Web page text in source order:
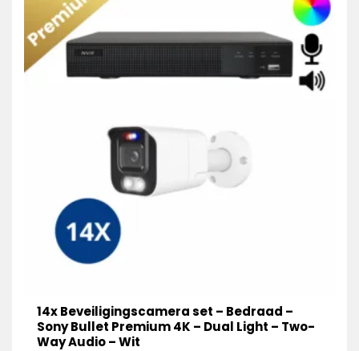
14x Beveiligingscamera set – Bedraad –
Sony Bullet Premium 4K – Dual Light – Two-
Way Audio – Wit